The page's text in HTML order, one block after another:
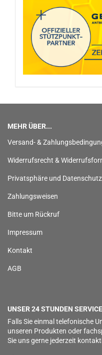
MEHR ÜBER...
Versand- &
Widerrufsrecht &
Privatsphäre und Datenschutz
Zahlungsweisen
Bitte um Rückruf
Impressum
Kontakt
AGB
UNSER 24 STUNDEN
Falls Sie einmal telefonische
unseren Produkten oder
Sie uns gerne jederzeit